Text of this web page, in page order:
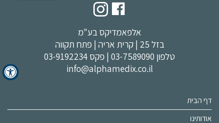
אלפאמדיקס בע"מ
בזל 25 | קרית אריה | פתח תקווה
טלפון 03-7589090 | פקס 03-9192234
info@alphamedix.co.il
דף הבית
אודותינו